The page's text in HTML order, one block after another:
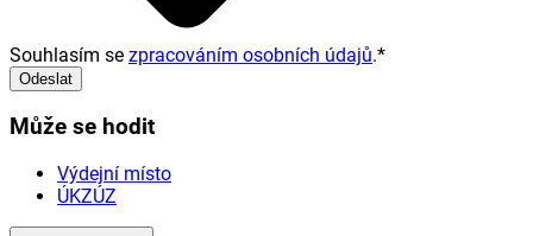
Souhlasím se zpracováním osobních údajů.*
Odeslat
Může se hodit
Výdejní místo
ÚKZÚZ